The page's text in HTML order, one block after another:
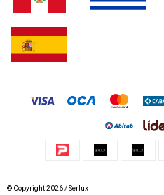
© Copyright 2026 / Serlux